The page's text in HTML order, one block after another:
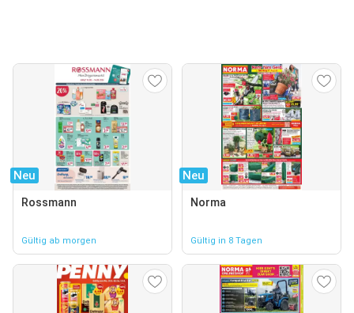
Neu
Rossmann
Gültig ab morgen
Neu
Norma
Gültig in 8 Tagen